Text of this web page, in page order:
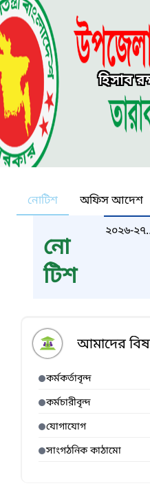
হিসাব
নোটিশ অফিস আদেশ
নো
টিশ
২০২৬-২৭
আমাদের
কর্মকর্তাবৃন্দ
কর্মচারীবৃন্দ
যোগাযোগ
সাংগঠনিক কাঠামো